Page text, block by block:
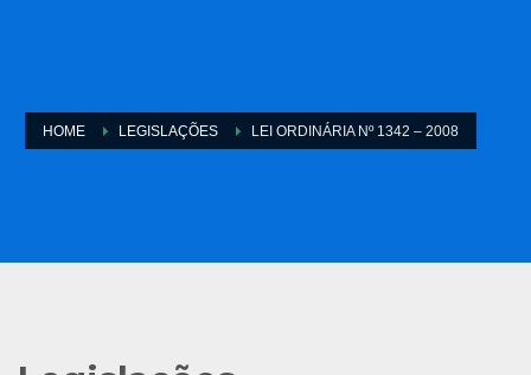
HOME LEGISLAÇÕES LEI ORDINÁRIA Nº 1342 – 2008